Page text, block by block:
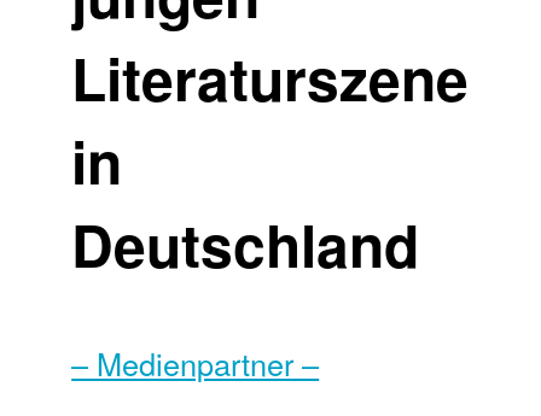
Literaturszene
in
Deutschland
– Medienpartner –